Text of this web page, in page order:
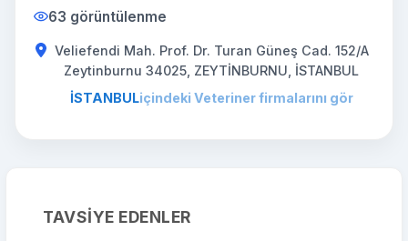
63 görüntülenme
Veliefendi Mah. Prof. Dr. Turan Güneş Cad. 152/A
Zeytinburnu 34025, ZEYTİNBURNU, İSTANBUL
İSTANBULiçindeki Veteriner firmalarını gör
TAVSIYE EDENLER